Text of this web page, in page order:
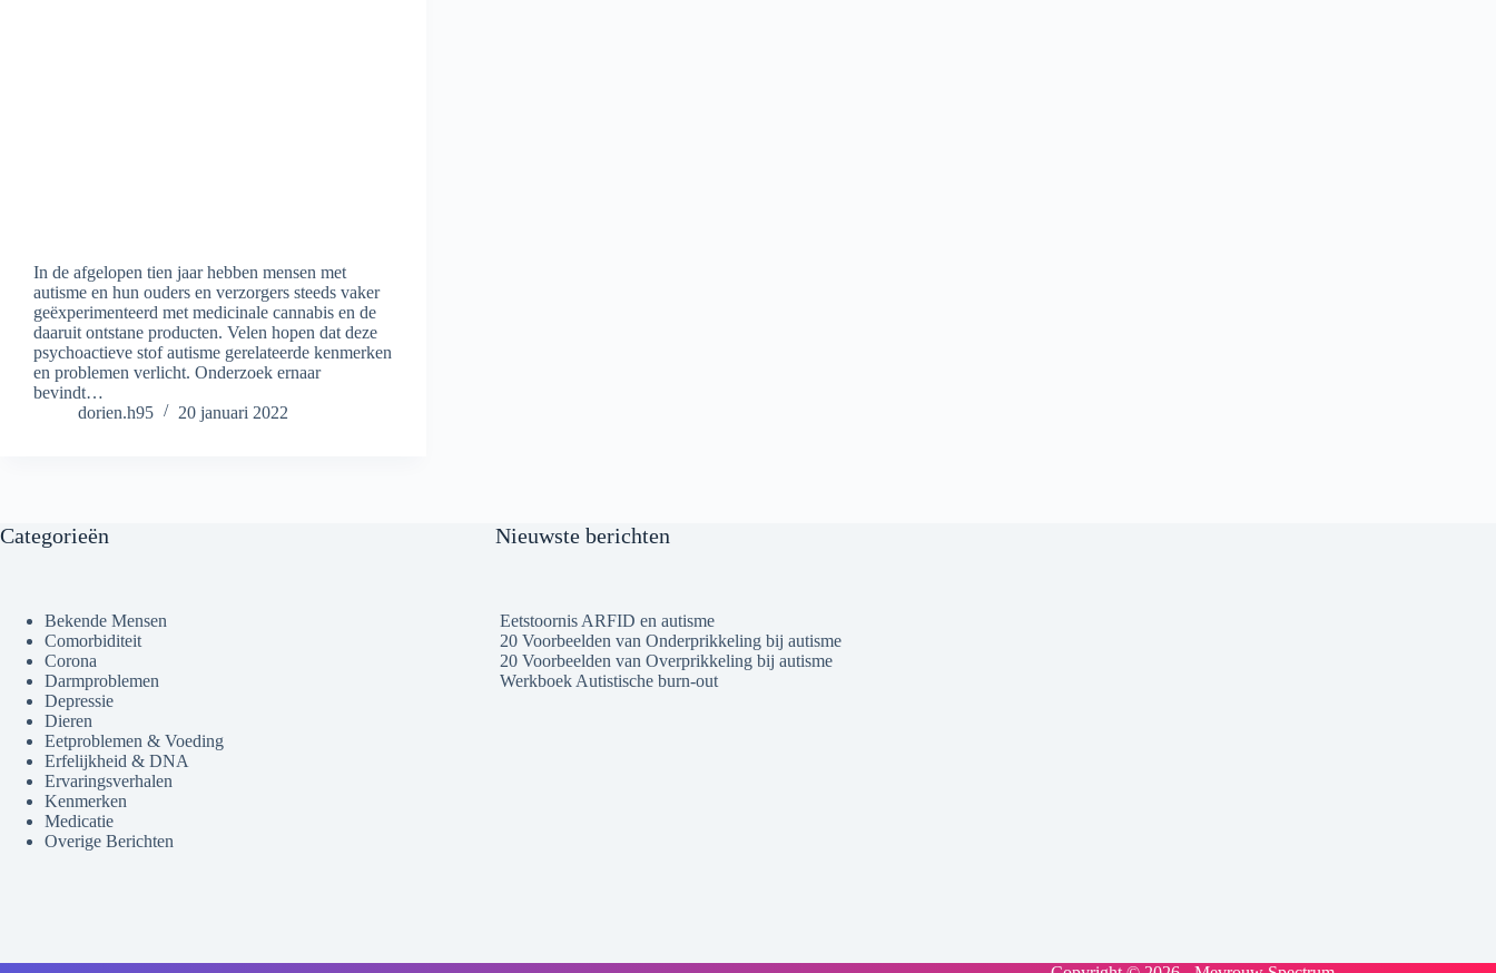
In de afgelopen tien jaar hebben mensen met
autisme en hun ouders en verzorgers steeds vaker
geëxperimenteerd met medicinale cannabis en de
daaruit ontstane producten. Velen hopen dat deze
psychoactieve stof autisme gerelateerde kenmerken
en problemen verlicht. Onderzoek ernaar
bevindt…
dorien.h95
20 januari 2022
Categorieën
Bekende Mensen
Comorbiditeit
Corona
Darmproblemen
Depressie
Dieren
Eetproblemen & Voeding
Erfelijkheid & DNA
Ervaringsverhalen
Kenmerken
Medicatie
Overige Berichten
Nieuwste berichten
Eetstoornis ARFID en autisme
20 Voorbeelden van Onderprikkeling bij autisme
20 Voorbeelden van Overprikkeling bij autisme
Werkboek Autistische burn-out